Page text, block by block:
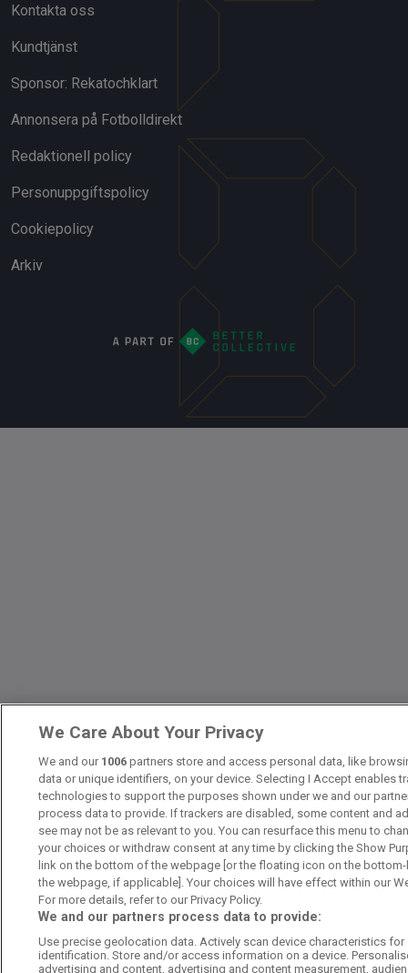
Kontakta oss
Kundtjänst
Sponsor: Rekatochklart
Annonsera på Fotbolldirekt
Redaktionell policy
Personuppgiftspolicy
Cookiepolicy
Arkiv
We Care About Your Privacy
We and our 1006 partners store and access personal data, like
data or unique identifiers, on your device. Selecting I Accept enables
technologies to support the purposes shown under we and our
process data to provide. If trackers are disabled, some content and
see may not be as relevant to you. You can resurface this menu to
your choices or withdraw consent at any time by clicking the Show
link on the bottom of the webpage [or the floating icon on the
the webpage, if applicable]. Your choices will have effect within our
For more details, refer to our Privacy Policy.
We and our partners process data to provide:
Use precise geolocation data. Actively scan device characteristics for
identification. Store and/or access information on a device.
advertising and content, advertising and content measurement,